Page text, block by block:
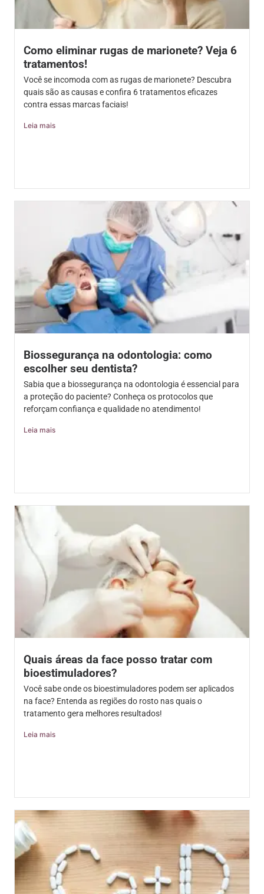
Como eliminar rugas de marionete? Veja 6
tratamentos!
Você se incomoda com as rugas de marionete? Descubra
quais são as causas e confira 6 tratamentos eficazes
contra essas marcas faciais!
Leia mais
Biossegurança na odontologia: como
escolher seu dentista?
Sabia que a biossegurança na odontologia é essencial para
a proteção do paciente? Conheça os protocolos que
reforçam confiança e qualidade no atendimento!
Leia mais
Quais áreas da face posso tratar com
bioestimuladores?
Você sabe onde os bioestimuladores podem ser aplicados
na face? Entenda as regiões do rosto nas quais o
tratamento gera melhores resultados!
Leia mais